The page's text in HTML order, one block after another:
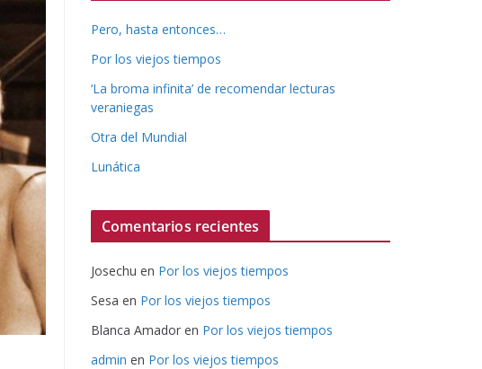
Pero, hasta entonces…
Por los viejos tiempos
‘La broma infinita’ de recomendar lecturas
veraniegas
Otra del Mundial
Lunática
Comentarios recientes
Josechu en Por los viejos tiempos
Sesa en Por los viejos tiempos
Blanca Amador en Por los viejos tiempos
admin en Por los viejos tiempos